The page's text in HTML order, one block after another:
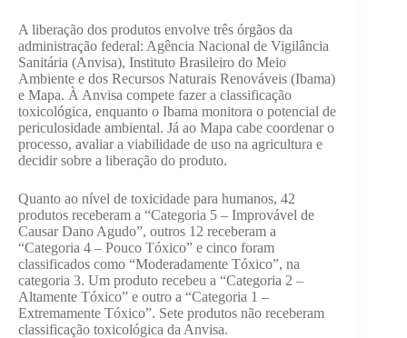
A liberação dos produtos envolve três órgãos da
administração federal: Agência Nacional de Vigilância
Sanitária (Anvisa), Instituto Brasileiro do Meio
Ambiente e dos Recursos Naturais Renováveis (Ibama)
e Mapa. À Anvisa compete fazer a classificação
toxicológica, enquanto o Ibama monitora o potencial de
periculosidade ambiental. Já ao Mapa cabe coordenar o
processo, avaliar a viabilidade de uso na agricultura e
decidir sobre a liberação do produto.
Quanto ao nível de toxicidade para humanos, 42
produtos receberam a “Categoria 5 – Improvável de
Causar Dano Agudo”, outros 12 receberam a
“Categoria 4 – Pouco Tóxico” e cinco foram
classificados como “Moderadamente Tóxico”, na
categoria 3. Um produto recebeu a “Categoria 2 –
Altamente Tóxico” e outro a “Categoria 1 –
Extremamente Tóxico”. Sete produtos não receberam
classificação toxicológica da Anvisa.